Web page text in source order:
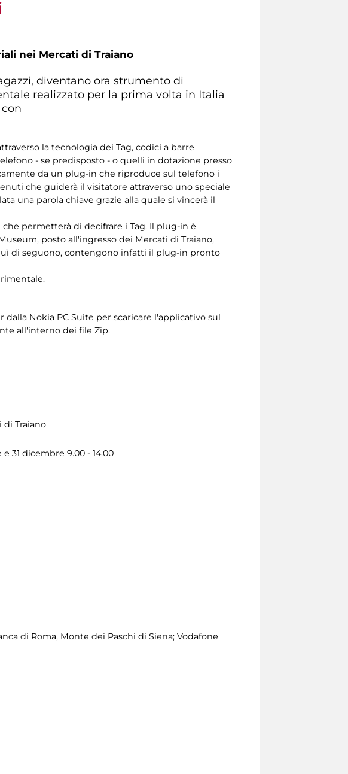
nei Mercati di Traiano
diventano ora strumento di
realizzato per la prima volta in Italia
la tecnologia dei Tag, codici a barre
- se predisposto - o quelli in dotazione presso
da un plug-in che riproduce sul telefono i
che guiderà il visitatore attraverso uno speciale
una parola chiave grazie alla quale si vincerà il
permetterà di decifrare i Tag. Il plug-in è
posto all'ingresso dei Mercati di Traiano,
di seguono, contengono infatti il plug-in pronto
dalla Nokia PC Suite per scaricare l'applicativo sul
all'interno dei file Zip.
di Traiano
31 dicembre 9.00 - 14.00
di Roma, Monte dei Paschi di Siena; Vodafone